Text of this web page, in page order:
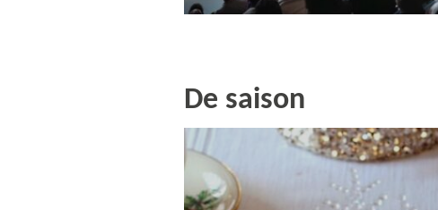
De saison